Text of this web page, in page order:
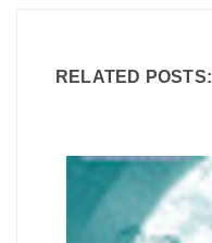
RELATED POSTS: